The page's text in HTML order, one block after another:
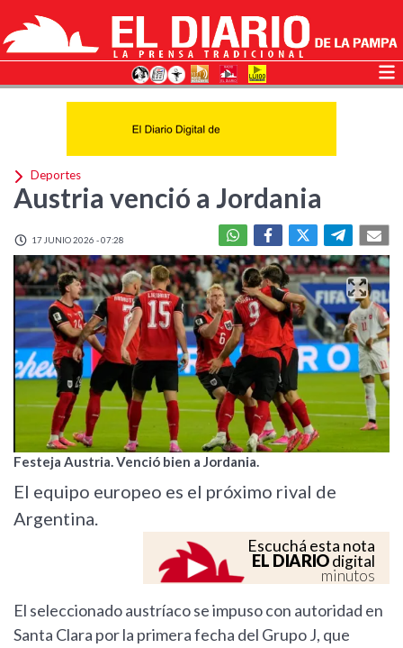
Deportes
Austria venció a Jordania
17 JUNIO 2026 - 07:28
Festeja Austria. Venció bien a Jordania.
El equipo europeo es el próximo rival de
Argentina.
Escuchá esta nota
EL DIARIOdigital
minutos
El seleccionado austríaco se impuso con autoridad en
Santa Clara por la primera fecha del Grupo J, que